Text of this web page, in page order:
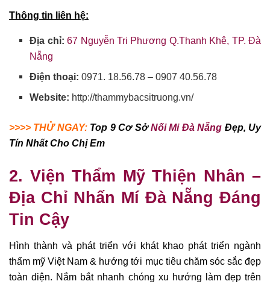
Thông tin liên hệ:
Địa chỉ:67 Nguyễn Tri Phương Q.Thanh Khê, TP. Đà
Nẵng
Điện thoại:0971. 18.56.78 – 0907 40.56.78
Website: http://thammybacsitruong.vn/
>>>> THỬ NGAY: Top 9 Cơ SởNối Mi Đà Nẵng Đẹp, Uy
Tín Nhất Cho Chị Em
2. Viện Thẩm Mỹ Thiện Nhân –
Địa Chỉ Nhấn MíĐà Nẵng Đáng
Tin Cậy
Hình thành và phát triển với khát khao phát triển ngành
thẩm mỹ Việt Nam & hướng tới mục tiêu chăm sóc sắc đẹp
toàn diện. Nắm bắt nhanh chóng xu hướng làm đẹp trên